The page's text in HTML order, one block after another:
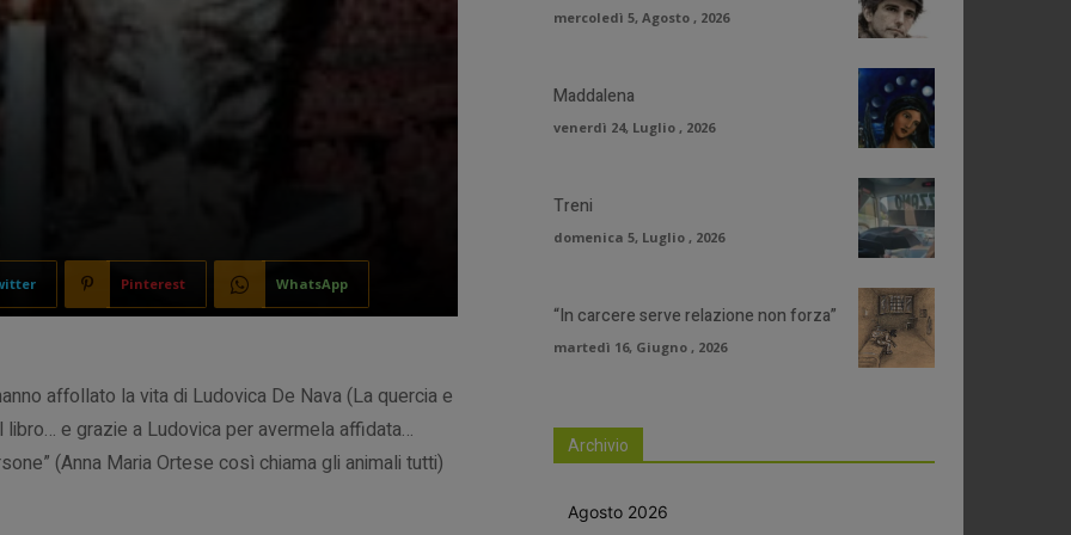
Pinterest WhatsApp
affollato la vita di Ludovica De Nava (La quercia e
e grazie a Ludovica per avermela affidata…
(Anna Maria Ortese così chiama gli animali tutti)
mercoledì 5, Agosto , 2026
Maddalena
venerdì 24, Luglio , 2026
Treni
domenica 5, Luglio , 2026
“In carcere serve relazione non forza”
martedì 16, Giugno , 2026
Archivio
Agosto 2026